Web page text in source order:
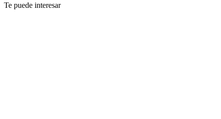
Te puede interesar